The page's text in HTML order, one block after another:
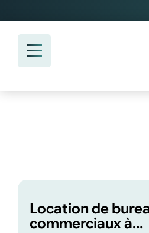
au
contenu
Location de
commerciaux à